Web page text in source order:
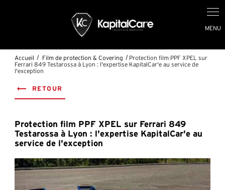
Accueil Film de protection & Covering
Protection film PPF XPEL sur
Ferrari 849 Testarossa à Lyon : l'expertise KapitalCar'e au service de
l'exception
RETOUR
Protection film PPF XPEL sur Ferrari 849
Testarossa à Lyon : l'expertise KapitalCar'e au
service de l'exception